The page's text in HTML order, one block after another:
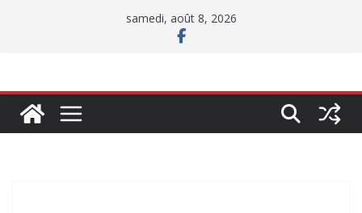
samedi, août 8, 2026